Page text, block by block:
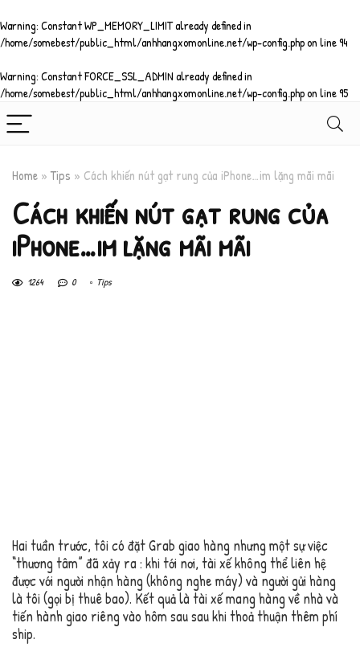
Warning: Constant WP_MEMORY_LIMIT already defined in
/home/somebest/public_html/anhhangxomonline.net/wp-config.phpon line94
Warning: Constant FORCE_SSL_ADMIN already defined in
/home/somebest/public_html/anhhangxomonline.net/wp-config.phpon line95
Home » Tips » Cách khiến nút gạt rung của iPhone…im lặng mãi mãi
Cách khiến nút gạt rung của
iPhone…im lặng mãi mãi
1264 0 Tips
Hai tuần trước, tôi có đặt Grab giao hàng nhưng một sự việc
“thương tâm” đã xảy ra : khi tới nơi, tài xế không thể liên hệ
được với người nhận hàng (không nghe máy) và người gửi hàng
là tôi (gọi bị thuê bao). Kết quả là tài xế mang hàng về nhà và
tiến hành giao riêng vào hôm sau sau khi thoả thuận thêm phí
ship.